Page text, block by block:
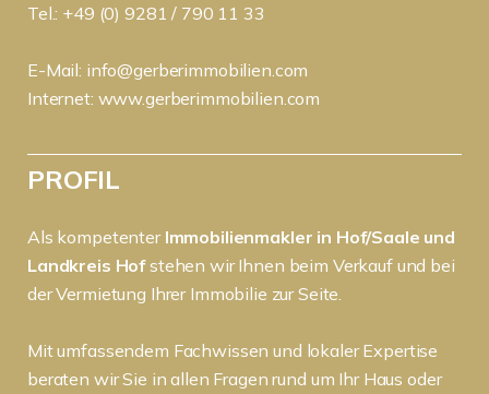
Tel.: +49 (0) 9281 / 790 11 33
E-Mail: info@gerberimmobilien.com
Internet: www.gerberimmobilien.com
PROFIL
Als kompetenter Immobilienmakler in Hof/Saale und
Landkreis Hofstehen wir Ihnen beim Verkauf und bei
der Vermietung Ihrer Immobilie zur Seite.
Mit umfassendem Fachwissen und lokaler Expertise
beraten wir Sie in allen Fragen rund um Ihr Haus oder